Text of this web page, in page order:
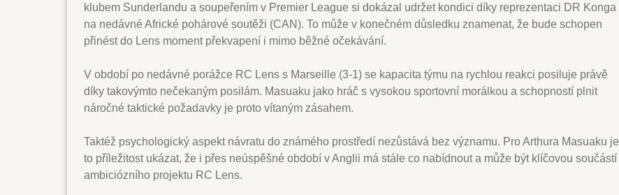
klubem Sunderlandu a soupeřením v Premier League si dokázal udržet kondici díky reprezentaci DR Konga
na nedávné Africké pohárové soutěži (CAN). To může v konečném důsledku znamenat, že bude schopen
přinést do Lens moment překvapení i mimo běžné očekávání.
V období po nedávné porážce RC Lens s Marseille (3-1) se kapacita týmu na rychlou reakci posiluje právě
díky takovýmto nečekaným posilám. Masuaku jako hráč s vysokou sportovní morálkou a schopností plnit
náročné taktické požadavky je proto vítaným zásahem.
Taktéž psychologický aspekt návratu do známého prostředí nezůstává bez významu. Pro Arthura Masuaku je
to příležitost ukázat, že i přes neúspěšné období v Anglii má stále co nabídnout a může být klíčovou součástí
ambiciózního projektu RC Lens.